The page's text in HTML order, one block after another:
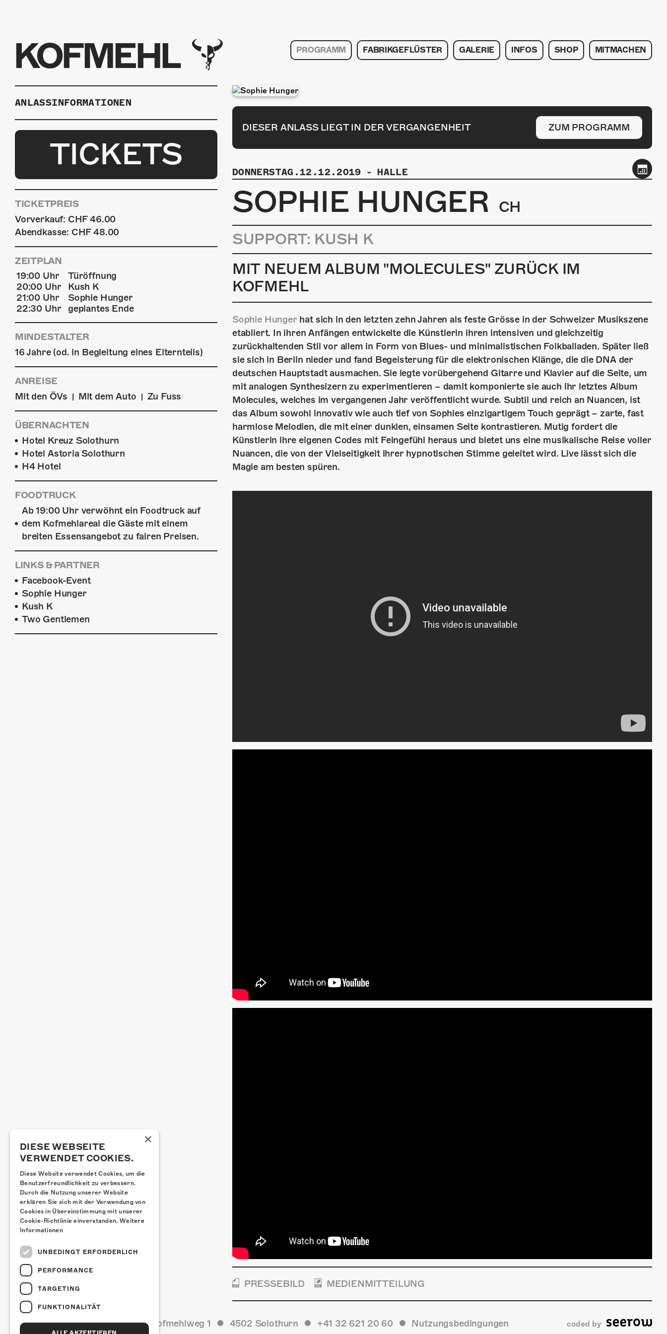
KOFMEHL PROGRAMM FABRIKGEFLÜSTER GALERIE INFOS SHOP MITMACHEN
DIESER ANLASS LIEGT IN DER VERGANGENHEIT ZUM PROGRAMM
DONNERSTAG.12.12.2019 - HALLE
SOPHIE HUNGER CH
SUPPORT: KUSH K
MIT NEUEM ALBUM "MOLECULES" ZURÜCK IM
KOFMEHL
Sophie Hunger hat sich in den letzten zehn Jahren als feste Grösse in der Schweizer Musikszene
etabliert. In ihren Anfängen entwickelte die Künstlerin ihren intensiven und gleichzeitig
zurückhaltenden Stil vor allem in Form von Blues- und minimalistischen Folkballaden. Später ließ
sie sich in Berlin nieder und fand Begeisterung für die elektronischen Klänge, die die DNA der
deutschen Hauptstadt ausmachen. Sie legte vorübergehend Gitarre und Klavier auf die Seite, um
mit analogen Synthesizern zu experimentieren – damit komponierte sie auch ihr letztes Album
Molecules, welches im vergangenen Jahr veröffentlicht wurde. Subtil und reich an Nuancen, ist
das Album sowohl innovativ wie auch tief von Sophies einzigartigem Touch geprägt – zarte, fast
harmlose Melodien, die mit einer dunklen, einsamen Seite kontrastieren. Mutig fordert die
Künstlerin ihre eigenen Codes mit Feingefühl heraus und bietet uns eine musikalische Reise voller
Nuancen, die von der Vielseitigkeit ihrer hypnotischen Stimme geleitet wird. Live lässt sich die
Magie am besten spüren.
PRESSEBILD MEDIENMITTEILUNG
ANLASSINFORMATIONEN
TICKETS
TICKETPREIS
Vorverkauf: CHF 46.00
Abendkasse: CHF 48.00
ZEITPLAN
19:00 Uhr
Türöffnung
20:00 Uhr
Kush K
21:00 Uhr
Sophie Hunger
22:30 Uhr
geplantes Ende
MINDESTALTER
16 Jahre (od. in Begleitung eines Elternteils)
ANREISE
Mit den ÖVs
Mit dem Auto Zu Fuss
ÜBERNACHTEN
Hotel Kreuz Solothurn
Hotel Astoria Solothurn
H4 Hotel
FOODTRUCK
Ab 19:00 Uhr verwöhnt ein Foodtruck auf
dem Kofmehlareal die Gäste mit einem
breiten Essensangebot zu fairen Preisen.
LINKS & PARTNER
Facebook-Event
Sophie Hunger
Kush K
Two Gentlemen
Kulturfabrik Kofmehl Kofmehlweg 1 4502 Solothurn +41 32 621 20 60 Nutzungsbedingungen coded by
×
DIESE WEBSEITE
VERWENDET COOKIES.
Diese Website verwendet Cookies, um die
Benutzerfreundlichkeit zu verbessern.
Durch die Nutzung unserer Website
erklären Sie sich mit der Verwendung von
Cookies in Übereinstimmung mit unserer
Cookie-Richtlinie einverstanden. Weitere
Informationen
UNBEDINGT ERFORDERLICH
PERFORMANCE
TARGETING
FUNKTIONALITÄT